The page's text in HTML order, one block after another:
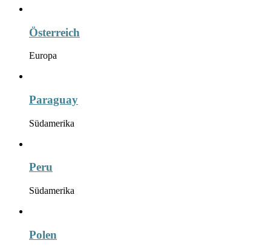
Österreich
Europa
Paraguay
Südamerika
Peru
Südamerika
Polen